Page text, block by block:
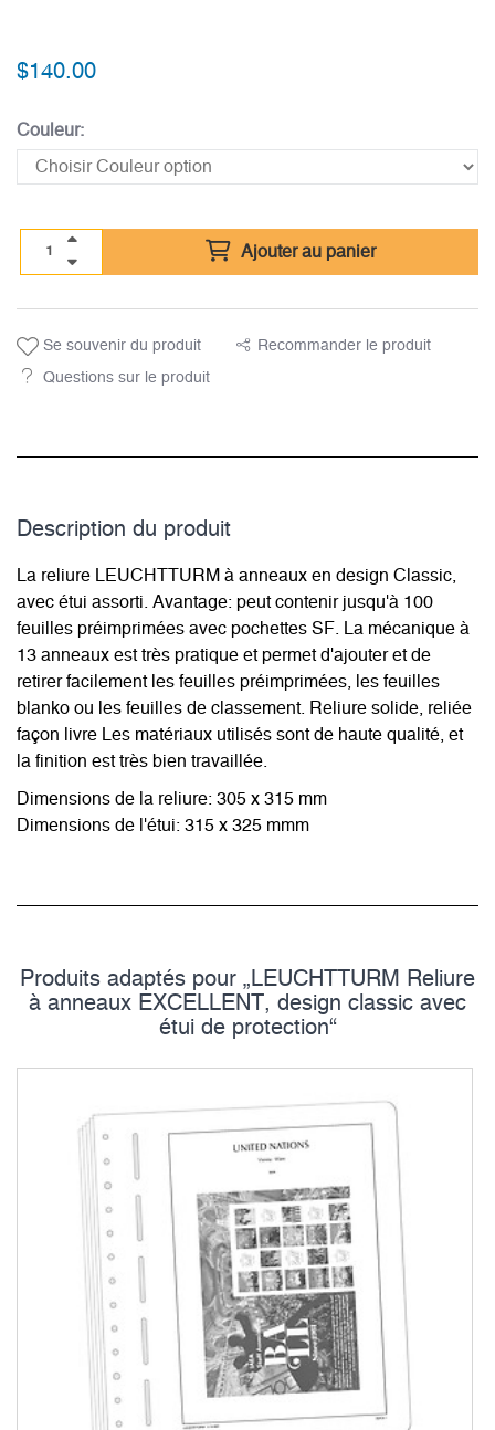
$140.00
Couleur:
Ajouter au panier
Se souvenir du produit Recommander le produit
Questions sur le produit
Description du­ produit
La reliure LEUCHTTURM à anneaux en design Classic,
avec étui assorti. Avantage: peut contenir jusqu'à 100
feuilles préimprimées avec pochettes SF. La mécanique à
13 anneaux est très pratique et permet d'ajouter et de
retirer facilement les feuilles préimprimées, les feuilles
blanko ou les feuilles de classement. Reliure solide, reliée
façon livre Les matériaux utilisés sont de haute qualité, et
la finition est très bien travaillée.
Dimensions de la reliure: 305 x 315 mm
Dimensions de l'étui: 315 x 325 mmm
Produits adaptés pour „LEUCHTTURM Reliure
à anneaux EXCELLENT, design classic avec
étui de protection“